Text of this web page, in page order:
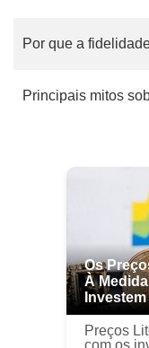
Por que a
Principais mitos
Os
À
Preços Litecoin hoje
com os